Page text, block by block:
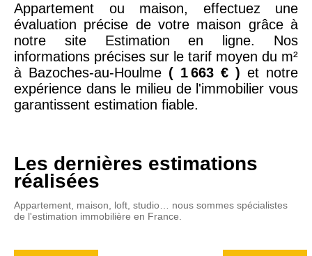
Appartement ou maison, effectuez une
évaluation précise de votre maison grâce à
notre site Estimation en ligne. Nos
informations précises sur le tarif moyen du m²
à Bazoches-au-Houlme ( 1 663 € ) et notre
expérience dans le milieu de l'immobilier vous
garantissent estimation fiable.
Les dernières estimations
réalisées
Appartement, maison, loft, studio… nous sommes spécialistes
de l'estimation immobilière en France.